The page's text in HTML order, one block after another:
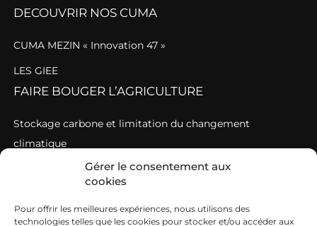
Gérer le consentement aux
cookies
Pour offrir les meilleures expériences, nous utilisons des
technologies telles que les cookies pour stocker et/ou accéder aux
DECOUVRIR NOS CUMA
CUMA MEZIN « Innovation 47 »
LES GIEE
FAIRE BOUGER L’AGRICULTURE
Stockage carbone et limitation du changement
climatique
Sortir des pesticides